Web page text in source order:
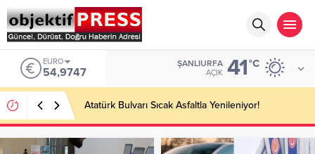
EURO
54,9747
ŞANLIURFA
AÇIK 41°C
Atatürk Bulvarı Sıcak Asfaltla Yenileniyor!